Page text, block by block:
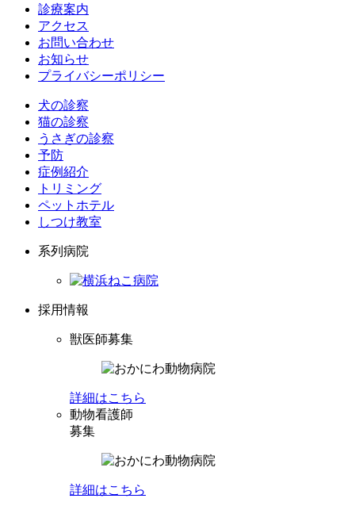
診療案内
アクセス
お問い合わせ
お知らせ
プライバシーポリシー
犬の診察
猫の診察
うさぎの診察
予防
症例紹介
トリミング
ペットホテル
しつけ教室
系列病院
採用情報
獣医師募集
詳細はこちら
動物看護師
募集
詳細はこちら